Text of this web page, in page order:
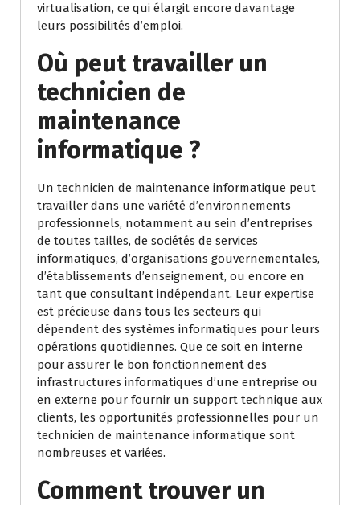
virtualisation, ce qui élargit encore davantage
leurs possibilités d’emploi.
Où peut travailler un
technicien de
maintenance
informatique ?
Un technicien de maintenance informatique peut
travailler dans une variété d’environnements
professionnels, notamment au sein d’entreprises
de toutes tailles, de sociétés de services
informatiques, d’organisations gouvernementales,
d’établissements d’enseignement, ou encore en
tant que consultant indépendant. Leur expertise
est précieuse dans tous les secteurs qui
dépendent des systèmes informatiques pour leurs
opérations quotidiennes. Que ce soit en interne
pour assurer le bon fonctionnement des
infrastructures informatiques d’une entreprise ou
en externe pour fournir un support technique aux
clients, les opportunités professionnelles pour un
technicien de maintenance informatique sont
nombreuses et variées.
Comment trouver un